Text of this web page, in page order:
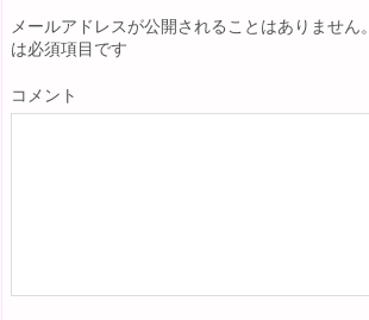
メールアドレスが公開されることはありません。
は必須項目です
コメント